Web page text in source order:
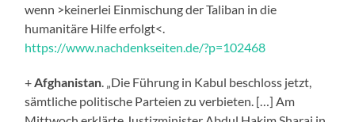
wenn >keinerlei Einmischung der Taliban in die
humanitäre Hilfe erfolgt<.
https://www.nachdenkseiten.de/?p=102468
+ Afghanistan . „Die Führung in Kabul beschloss jetzt,
sämtliche politische Parteien zu verbieten. […] Am